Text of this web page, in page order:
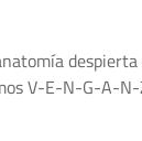
V-E-N-G-A-